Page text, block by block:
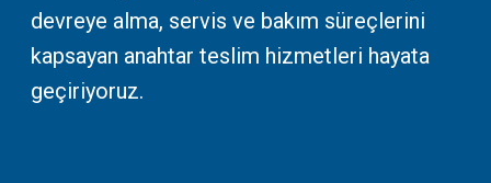
devreye alma, servis ve bakım süreçlerini
kapsayan anahtar teslim hizmetleri hayata
geçiriyoruz.